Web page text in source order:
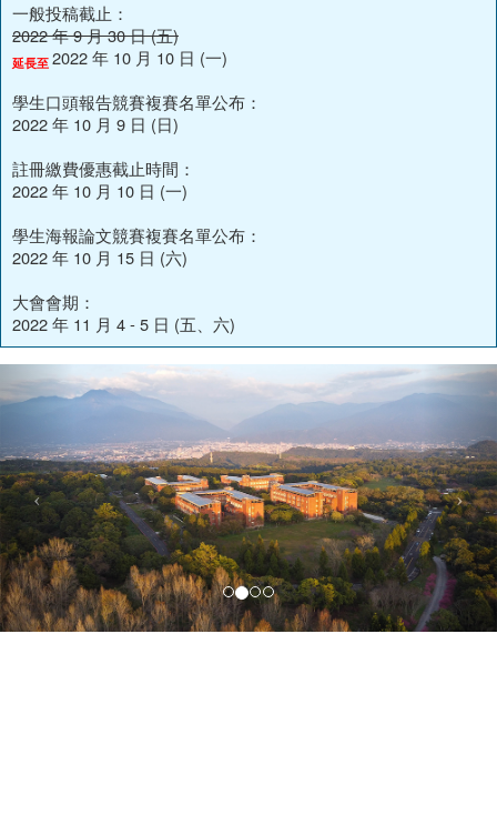
一般投稿截止：
2022 年 9 月 30 日 (五)
延長至 2022 年 10 月 10 日 (一)
學生口頭報告競賽複賽名單公布：
2022 年 10 月 9 日 (日)
註冊繳費優惠截止時間：
2022 年 10 月 10 日 (一)
學生海報論文競賽複賽名單公布：
2022 年 10 月 15 日 (六)
大會會期：
2022 年 11 月 4 - 5 日 (五、六)